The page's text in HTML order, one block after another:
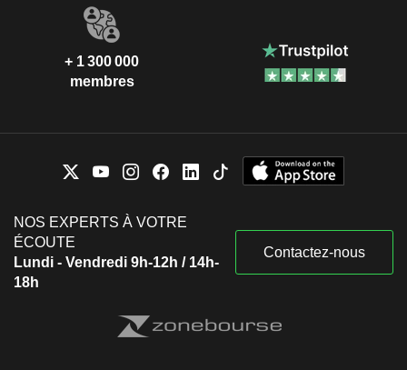
+ 1 300 000
membres
NOS EXPERTS À VOTRE
ÉCOUTE
Lundi - Vendredi 9h-12h / 14h-
18h
Contactez-nous